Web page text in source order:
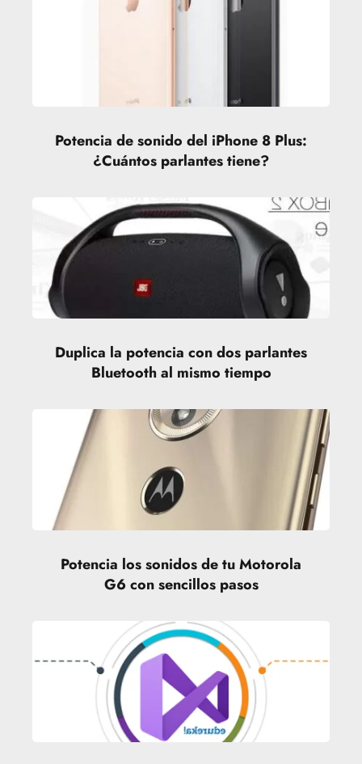
Potencia de sonido del iPhone 8 Plus:
¿Cuántos parlantes tiene?
Duplica la potencia con dos parlantes
Bluetooth al mismo tiempo
Potencia los sonidos de tu Motorola
G6 con sencillos pasos